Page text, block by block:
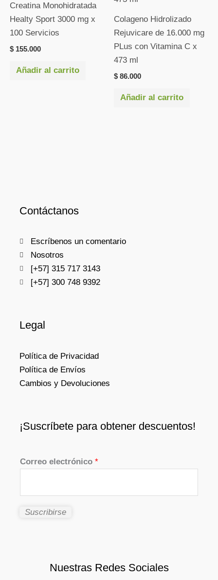
Creatina Monohidratada
Healty Sport 3000 mg x
100 Servicios
$ 155.000
Añadir al carrito
Colageno Hidrolizado
Rejuvicare de 16.000 mg
PLus con Vitamina C x
473 ml
$ 86.000
Añadir al carrito
Contáctanos
Escríbenos un comentario
Nosotros
[+57] 315 717 3143
[+57] 300 748 9392
Legal
Política de Privacidad
Política de Envíos
Cambios y Devoluciones
¡Suscríbete para obtener descuentos!
Correo electrónico *
Suscribirse
Nuestras Redes Sociales